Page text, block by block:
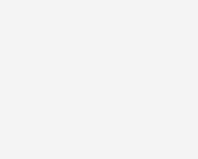
Silberstreif am Horizont, von einer
aber keine Rede sein. „Für die
die sich nach Fukushima
ergeben, reicht das
betont BDH-
Für ihn steht fest: „Die bereits im
mit der Energiewende geforderte
im energetisch völlig